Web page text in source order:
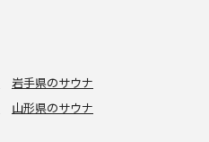
岩手県のサウナ
山形県のサウナ